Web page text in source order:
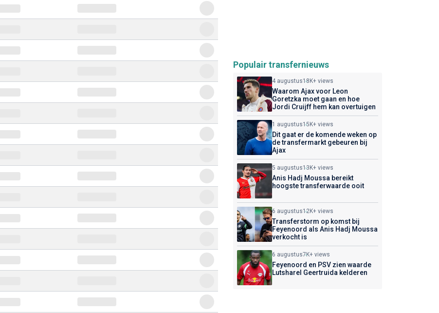
Populair transfernieuws
4 augustus18K+ views
Waarom Ajax voor Leon
Goretzka moet gaan en hoe
Jordi Cruijff hem kan overtuigen
1 augustus15K+ views
Dit gaat er de komende weken op
de transfermarkt gebeuren bij
Ajax
5 augustus13K+ views
Anis Hadj Moussa bereikt
hoogste transferwaarde ooit
6 augustus12K+ views
Transferstorm op komst bij
Feyenoord als Anis Hadj Moussa
verkocht is
6 augustus7K+ views
Feyenoord en PSV zien waarde
Lutsharel Geertruida kelderen